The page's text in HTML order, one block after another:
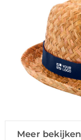
Meer bekijken